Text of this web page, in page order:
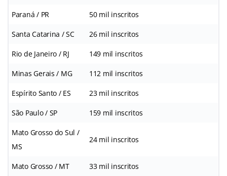
Paraná / PR 50 mil inscritos
Santa Catarina / SC 26 mil inscritos
Rio de Janeiro / RJ 149 mil inscritos
Minas Gerais / MG 112 mil inscritos
Espírito Santo / ES 23 mil inscritos
São Paulo / SP 159 mil inscritos
Mato Grosso do Sul /
MS
24 mil inscritos
Mato Grosso / MT 33 mil inscritos